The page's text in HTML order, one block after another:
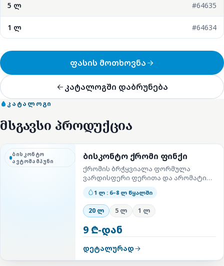
5 ლ #64635
1 ლ #64634
ფასის მოთხოვნა
კატალოგში დაბრუნება
ᲙᲐᲢᲐᲚᲝᲒᲘ
მსგავსი პროდუქცია
ბისკონტო
ავტოშამპუნი
ბისკონტო ქრომი ფინქი
ქრომის ბრჭყვიალა ფორმულა
ვარდისფერი ფერითა და არომატით
პლასტიკისთვის.
1 ლ : 6–8 ლ წყალში
20 ლ 5 ლ 1 ლ
9 ₾-დან
დეტალურად